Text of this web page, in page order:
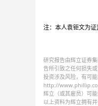
注：本人袁钜文为
研究报告由辉立证券
告所引致之任何损失
投资涉及风险，有可
http://
辉立（或其雇员）可
以上资料为辉立拥有